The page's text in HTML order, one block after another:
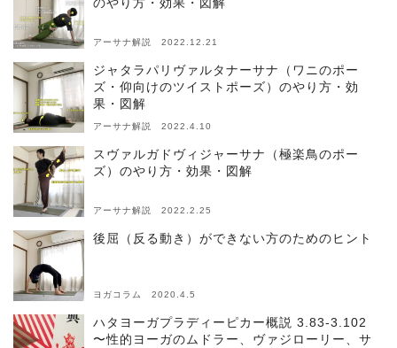
のやり方・効果・図解
アーサナ解説 2022.12.21
ジャタラパリヴァルタナーサナ（ワニのポー
ズ・仰向けのツイストポーズ）のやり方・効
果・図解
アーサナ解説 2022.4.10
スヴァルガドヴィジャーサナ（極楽鳥のポー
ズ）のやり方・効果・図解
アーサナ解説 2022.2.25
後屈（反る動き）ができない方のためのヒント
ヨガコラム 2020.4.5
ハタヨーガプラディーピカー概説 3.83-3.102
〜性的ヨーガのムドラー、ヴァジローリー、サ